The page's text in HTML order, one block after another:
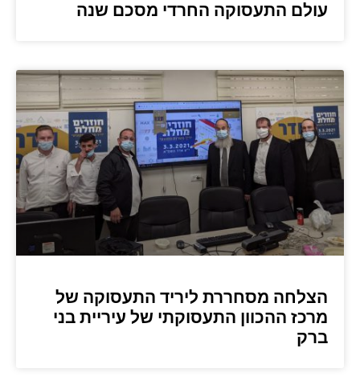
עולם התעסוקה החרדי מסכם שנה
הצלחה מסחררת ליריד התעסוקה של
מרכז ההכוון התעסוקתי של עיריית בני
ברק